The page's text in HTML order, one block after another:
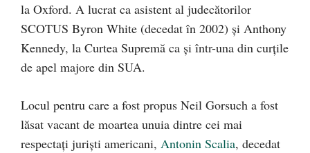
la Oxford. A lucrat ca asistent al judecătorilor
SCOTUS Byron White (decedat în 2002) și Anthony
Kennedy, la Curtea Supremă ca și într-una din curțile
de apel majore din SUA.
Locul pentru care a fost propus Neil Gorsuch a fost
lăsat vacant de moartea unuia dintre cei mai
respectați juriști americani, Antonin Scalia, decedat